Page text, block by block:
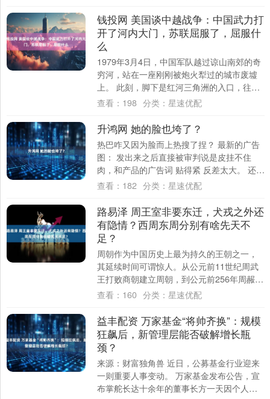
钱投网 美国谈中越战争：中国武力打
开了河内大门，苏联屈服了，屈服什
么
1979年3月4日，中国军队越过谅山南郊的奇
穷河，站在一座刚刚被炮火犁过的城市废墟
上。 此刻，脚下是红河三角洲的入口，往南
一望，全是平原，没有山，没有险，装甲
查看： 198 分类： 星速优配
升鸿网 她的脸也垮了？
热巴咋又因为脸而上热搜了捏？ 最新的广告
图： 发出来之后直接被审判说是皮挂不住
肉，和产品的广告词 贴得紧 反差太大。 还有
质疑她做项目的 ... 总之如果瘦脸磨....
查看： 182 分类： 星速优配
路易泽 周王室非要东迁，犬戎之外还
有隐情？西周东周分别有啥先天不
足？
周朝作为中国历史上最为持久的王朝之一，
其延续时间可谓惊人。从公元前11世纪周武
王打败商朝建立周朝，到公元前256年周赧王
被杀，周朝经历了近800年的岁月。然而，....
查看： 160 分类： 星速优配
益丰配资 万家基金“将帅齐换”：规模
狂飙后，新管理层能否破解增长瓶
颈？
来源：财富独角兽 近日，公募基金行业迎来
一则重要人事变动。 万家基金发布公告，宣
布掌舵长达十余年的董事长方一天因个人原